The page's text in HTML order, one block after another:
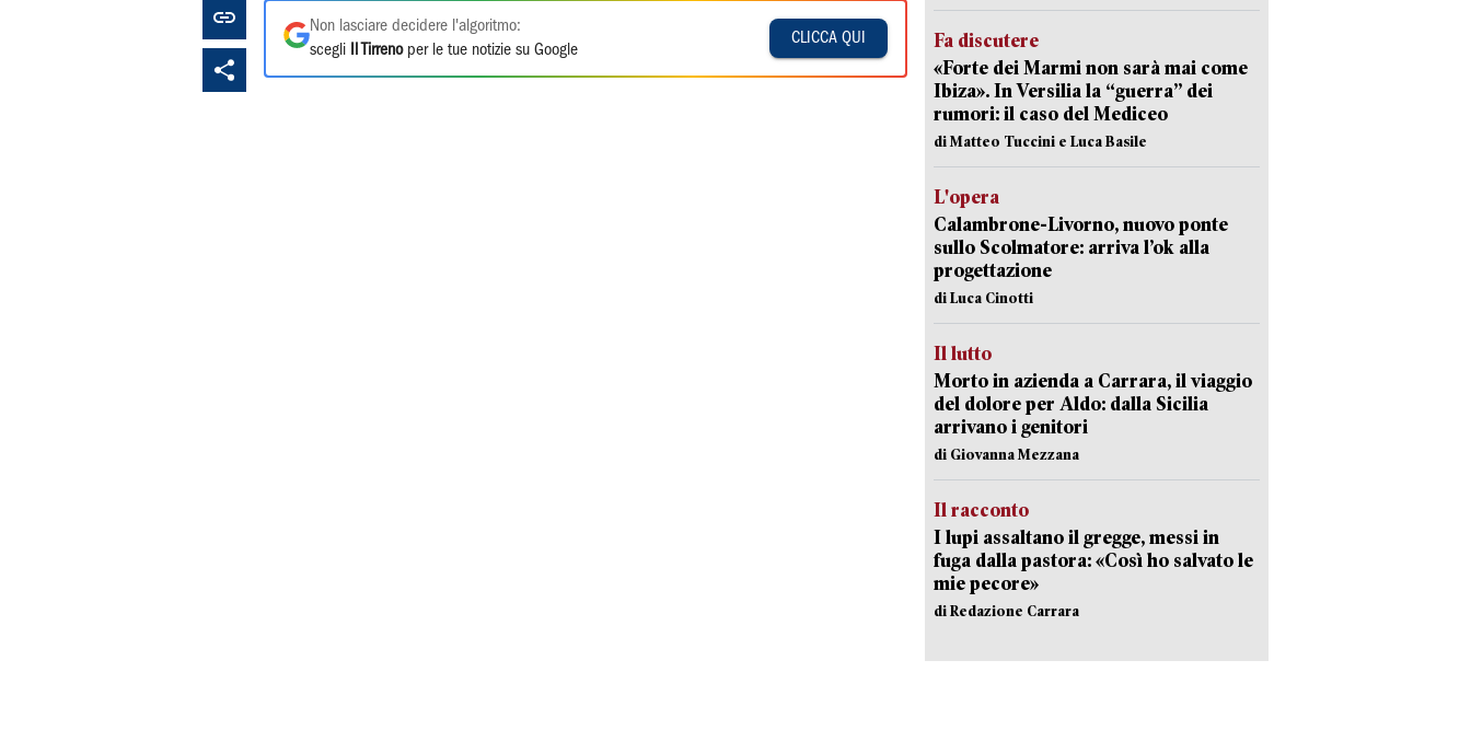
Non lasciare decidere l'algoritmo:
scegli
Il Tirrenoper le tue notizie su Google
CLICCA QUI
Fa discutere
«Forte dei Marmi non sarà mai come
Ibiza». In Versilia la “guerra” dei
rumori: il caso del Mediceo
di Matteo Tuccini e Luca Basile
L'opera
Calambrone-Livorno, nuovo ponte
sullo Scolmatore: arriva l’ok alla
progettazione
di Luca Cinotti
Il lutto
Morto in azienda a Carrara, il viaggio
del dolore per Aldo: dalla Sicilia
arrivano i genitori
di Giovanna Mezzana
Il racconto
I lupi assaltano il gregge, messi in
fuga dalla pastora: «Così ho salvato le
mie pecore»
di Redazione Carrara